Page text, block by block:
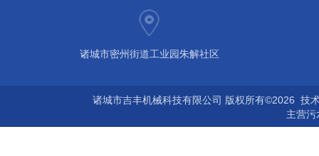
诸城市密州街道工业园朱解社区
诸城市吉丰机械科技有限公司 版权所有©2026 技
主营污